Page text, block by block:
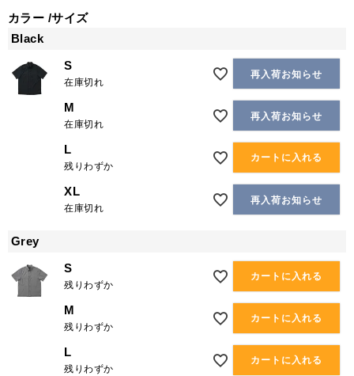
カラー サイズ
Black
S
在庫切れ
再入荷お知らせ
M
在庫切れ
再入荷お知らせ
L
残りわずか
カートに入れる
XL
在庫切れ
再入荷お知らせ
Grey
S
残りわずか
カートに入れる
M
残りわずか
カートに入れる
L
残りわずか
カートに入れる